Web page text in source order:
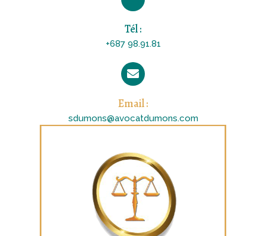
Tél :
+687 98.91.81
Email :
sdumons@avocatdumons.com